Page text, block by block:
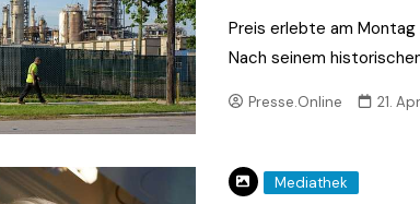
Preis erlebte am
Nach seinem
Presse.Online 21.
Mediathek